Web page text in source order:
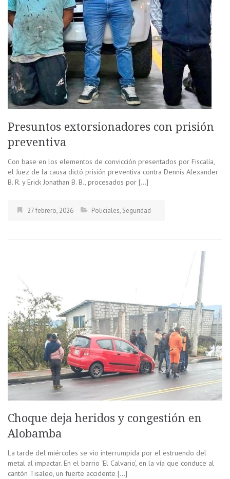
Presuntos extorsionadores con prisión
preventiva
Con base en los elementos de convicción presentados por Fiscalía,
el Juez de la causa dictó prisión preventiva contra Dennis Alexander
B. R. y Erick Jonathan B. B., procesados por […]
27 febrero, 2026 Policiales, Seguridad
Choque deja heridos y congestión en
Alobamba
La tarde del miércoles se vio interrumpida por el estruendo del
metal al impactar. En el barrio ‘El Calvario’, en la vía que conduce al
cantón Tisaleo, un fuerte accidente […]